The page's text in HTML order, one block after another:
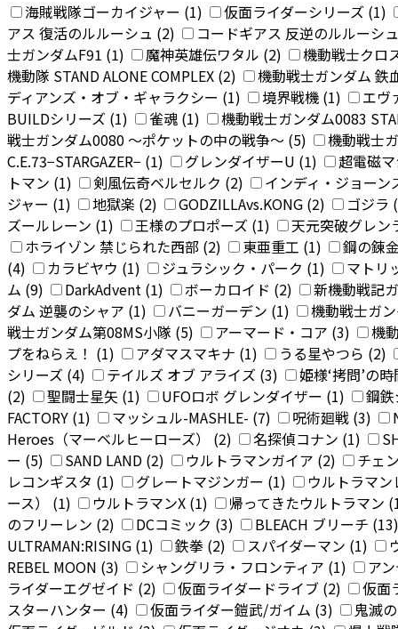
海賊戦隊ゴーカイジャー (1)
仮面ライダーシリーズ (1)
アス 復活のルルーシュ (2)
コードギアス 反逆のルルーシ
士ガンダムF91 (1)
魔神英雄伝ワタル (2)
機動戦士クロ
機動隊 STAND ALONE COMPLEX (2)
機動戦士ガンダム
ディアンズ・オブ・ギャラクシー (1)
境界戦機 (1)
エヴ
BUILDシリーズ (1)
雀魂 (1)
機動戦士ガンダム0083
戦士ガンダム0080 〜ポケットの中の戦争〜 (5)
機動戦士
C.E.73−STARGAZER− (1)
グレンダイザーU (1)
超電磁
トマン (1)
剣風伝奇ベルセルク (2)
インディ・ジョー
ジャー (1)
地獄楽 (2) GODZILLAvs.KONG (2)
ゴジラ
ズールレーン (1)
王様のプロポーズ (1)
天元突破グレ
ホライゾン 禁じられた西部 (2)
東亜重工 (1)
鋼の錬
(4)
カラビヤウ (1) ジュラシック・パーク (1)
マトリ
ム (9)
DarkAdvent (1) ボーカロイド (2)
新機動戦記
ダム 逆襲のシャア (1)
バニーガーデン (1)
機動戦士ガ
戦士ガンダム第08MS小隊 (5)
アーマード・コア (3)
機
プをねらえ！ (1)
アダマスマキナ (1)
うる星やつら (2)
シリーズ (4)
テイルズ オブ アライズ (3)
姫様‘拷問’の
(2)
聖闘士星矢 (1) UFOロボ グレンダイザー (1)
鋼
FACTORY (1)
マッシュル-MASHLE- (7) 呪術廻戦 (3)
Heroes（マーベルヒーローズ） (2)
名探偵コナン (1)
ー (5)
SAND LAND (2) ウルトラマンガイア (2)
チェ
レコンギスタ (1)
グレートマジンガー (1)
ウルトラマ
ース） (1)
ウルトラマンX (1)
帰ってきたウルトラマン
のフリーレン (2)
DCコミック (3)
BLEACH ブリーチ
ULTRAMAN:RISING (1)
鉄拳 (2) スパイダーマン (1)
REBEL MOON (3)
シャングリラ・フロンティア (1)
ア
ライダーエグゼイド (2)
仮面ライダードライブ (2)
仮面
スターハンター (4)
仮面ライダー鎧武/ガイム (3)
鬼滅